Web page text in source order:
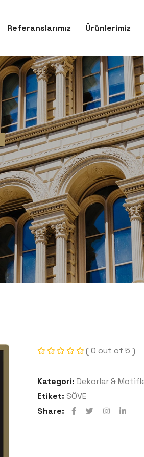
Referanslarımız Ürünlerimiz
( 0 out of 5 )
Kategori: Dekorlar &
Etiket: SÖVE
Share: